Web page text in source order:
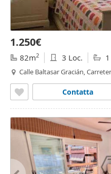
1.250€
82m2 3 Loc.
Calle Baltasar Gracián,
Contatta